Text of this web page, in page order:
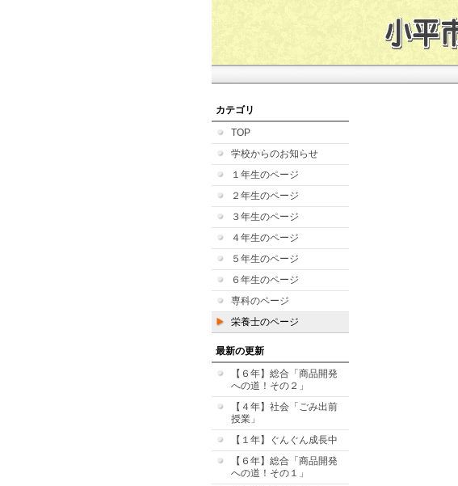
カテゴリ
TOP
学校からのお知らせ
１年生のページ
２年生のページ
３年生のページ
４年生のページ
５年生のページ
６年生のページ
専科のページ
栄養士のページ
最新の更新
【６年】総合「商品開発
への道！その２」
【４年】社会「ごみ出前
授業」
【１年】ぐんぐん成長中
【６年】総合「商品開発
への道！その１」